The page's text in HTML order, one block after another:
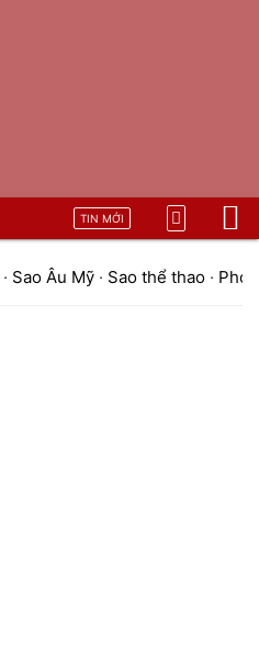
TIN MỚI
· Sao Âu Mỹ · Sao thể thao ·